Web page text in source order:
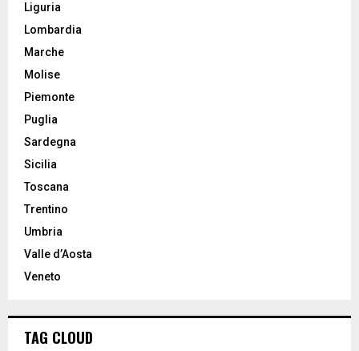
Liguria
Lombardia
Marche
Molise
Piemonte
Puglia
Sardegna
Sicilia
Toscana
Trentino
Umbria
Valle d’Aosta
Veneto
TAG CLOUD